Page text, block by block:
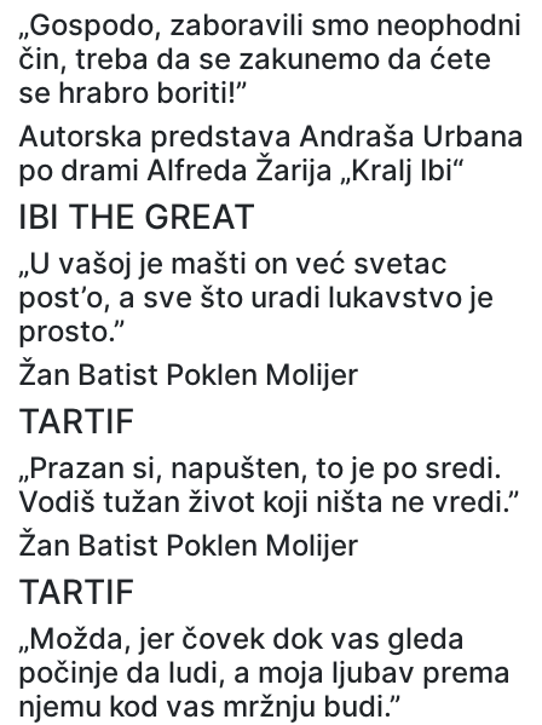
„Gospodo, zaboravili smo neophodni
čin, treba da se zakunemo da ćete
se hrabro boriti!”
Autorska predstava Andraša Urbana
po drami Alfreda Žarija „Kralj Ibi“
IBI THE GREAT
„U vašoj je mašti on već svetac
post’o, a sve što uradi lukavstvo je
prosto.”
Žan Batist Poklen Molijer
TARTIF
„Prazan si, napušten, to je po sredi.
Vodiš tužan život koji ništa ne vredi.”
Žan Batist Poklen Molijer
TARTIF
„Možda, jer čovek dok vas gleda
počinje da ludi, a moja ljubav prema
njemu kod vas mržnju budi.”